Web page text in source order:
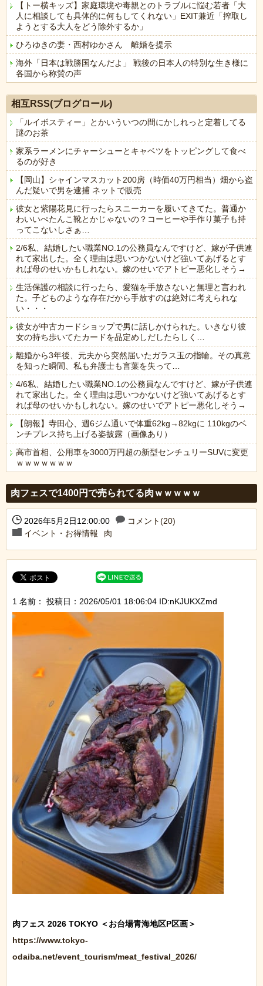
【トー横キッズ】家庭環境や毒親とのトラブルに悩む若者「大
人に相談しても具体的に何もしてくれない」EXIT兼近「搾取し
ようとする大人をどう除外するか」
ひろゆきの妻・西村ゆかさん 離婚を提示
海外「日本は戦勝国なんだよ」 戦後の日本人の特別な生き様に
各国から称賛の声
相互RSS(ブログロール)
「ルイボスティー」とかいういつの間にかしれっと定着してる
謎のお茶
家系ラーメンにチャーシューとキャベツをトッピングして食べ
るのが好き
【岡山】シャインマスカット200房（時価40万円相当）畑から盗
んだ疑いで男を逮捕 ネットで販売
彼女と紫陽花見に行ったらスニーカーを履いてきてた。普通か
わいいぺたんこ靴とかじゃないの？コーヒーや手作り菓子も持
ってこないしさぁ…
2/6私、結婚したい職業NO.1の公務員なんですけど、嫁が子供連
れて家出した。全く理由は思いつかないけど強いてあげるとす
れば母のせいかもしれない。嫁のせいでアトピー悪化しそう→
生活保護の相談に行ったら、愛猫を手放さないと無理と言われ
た。子どものような存在だから手放すのは絶対に考えられな
い・・・
彼女が中古カードショップで男に話しかけられた。いきなり彼
女の持ち歩いてたカードを品定めしだしたらしく…
離婚から3年後、元夫から突然届いたガラス玉の指輪。その真意
を知った瞬間、私も弁護士も言葉を失って…
4/6私、結婚したい職業NO.1の公務員なんですけど、嫁が子供連
れて家出した。全く理由は思いつかないけど強いてあげるとす
れば母のせいかもしれない。嫁のせいでアトピー悪化しそう→
【朗報】寺田心、週6ジム通いで体重62kg→82kgに 110kgのベ
ンチプレス持ち上げる姿披露（画像あり）
高市首相、公用車を3000万円超の新型センチュリーSUVに変更
ｗｗｗｗｗｗｗ
肉フェスで1400円で売られてる肉ｗｗｗｗｗ
2026年5月2日12:00:00
コメント(20)
イベント・お得情報
肉
1 名前： 投稿日：2026/05/01 18:06:04 ID:nKJUKXZmd
https://www.tokyo-
odaiba.net/event_tourism/meat_festival_2026/